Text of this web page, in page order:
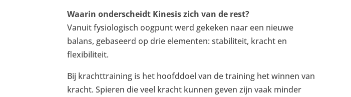
Waarin onderscheidt Kinesis zich van de rest?
Vanuit fysiologisch oogpunt werd gekeken naar een nieuwe
balans, gebaseerd op drie elementen: stabiliteit, kracht en
flexibiliteit.
Bij krachttraining is het hoofddoel van de training het winnen van
kracht. Spieren die veel kracht kunnen geven zijn vaak minder